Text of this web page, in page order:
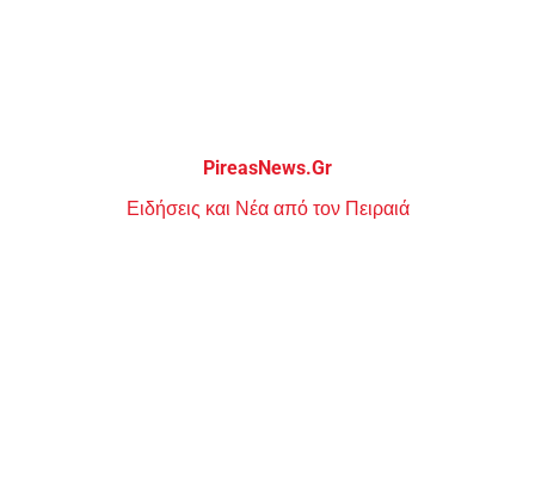
PireasNews.Gr
Ειδήσεις και Νέα από τον Πειραιά